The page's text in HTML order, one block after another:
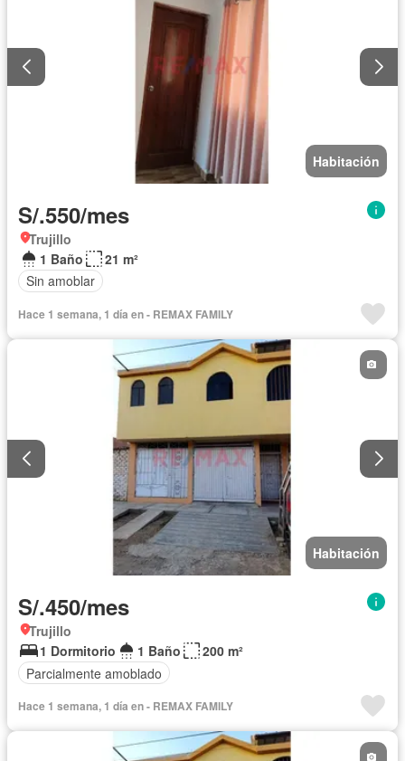
Habitación
S/.550/mes
Trujillo
1 Baño
21 m²
Sin amoblar
Hace 1 semana, 1 día en - REMAX FAMILY
Habitación
S/.450/mes
Trujillo
1 Dormitorio
1 Baño
200 m²
Parcialmente amoblado
Hace 1 semana, 1 día en - REMAX FAMILY